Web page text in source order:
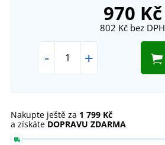
970 Kč
802 Kč bez DPH
- +
Nakupte ještě za 1 799 Kč
a získáte DOPRAVU ZDARMA